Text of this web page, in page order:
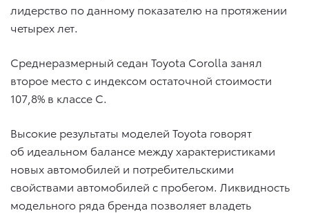
лидерство по данному показателю на протяжении
четырех лет.
Среднеразмерный седан Toyota Corolla занял
второе место с индексом остаточной стоимости
107,8% в классе С.
Высокие результаты моделей Toyota говорят
об идеальном балансе между характеристиками
новых автомобилей и потребительскими
свойствами автомобилей с пробегом. Ликвидность
модельного ряда бренда позволяет владеть